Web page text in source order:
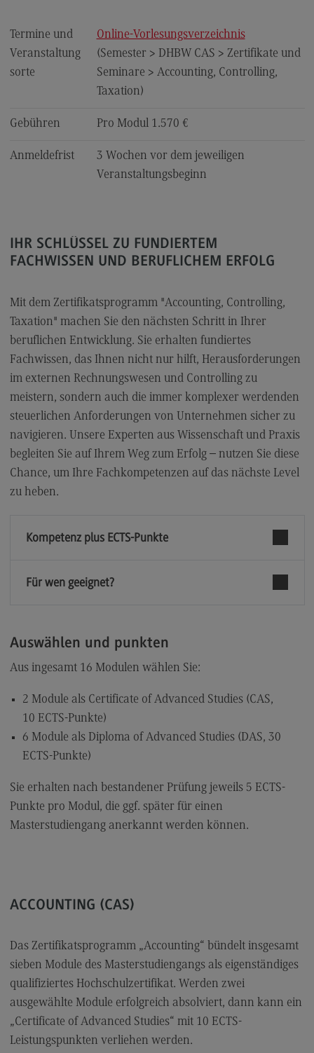
FAQ für Unternehmen und Einrichtungen
Satzungen
DHBW CAS Masterangebot
Kontakt
Wegbeschreibung
Kontaktformular
Termine und
Veranstaltung
sorte
Online-Vorlesungsverzeichnis
(Semester > DHBW CAS > Zertifikate und
Seminare > Accounting, Controlling,
Taxation)
Gebühren Pro Modul 1.570 €
Anmeldefrist
3 Wochen vor dem jeweiligen
Veranstaltungsbeginn
IHR SCHLÜSSEL ZU FUNDIERTEM
FACHWISSEN UND BERUFLICHEM ERFOLG
Mit dem Zertifikatsprogramm "Accounting, Controlling,
Taxation" machen Sie den nächsten Schritt in Ihrer
beruflichen Entwicklung. Sie erhalten fundiertes
Fachwissen, das Ihnen nicht nur hilft, Herausforderungen
im externen Rechnungswesen und Controlling zu
meistern, sondern auch die immer komplexer werdenden
steuerlichen Anforderungen von Unternehmen sicher zu
navigieren. Unsere Experten aus Wissenschaft und Praxis
begleiten Sie auf Ihrem Weg zum Erfolg – nutzen Sie diese
Chance, um Ihre Fachkompetenzen auf das nächste Level
zu heben.
Kompetenz plus ECTS-Punkte
Für wen geeignet?
Auswählen und punkten
Aus ingesamt 16 Modulen wählen Sie:
2 Module als Certificate of Advanced Studies (CAS,
10 ECTS-Punkte)
6 Module als Diploma of Advanced Studies (DAS, 30
ECTS-Punkte)
Sie erhalten nach bestandener Prüfung jeweils 5 ECTS-
Punkte pro Modul, die ggf. später für einen
Masterstudiengang anerkannt werden können.
ACCOUNTING (CAS)
Das Zertifikatsprogramm „Accounting“ bündelt insgesamt
sieben Module des Masterstudiengangs als eigenständiges
qualifiziertes Hochschulzertifikat. Werden zwei
ausgewählte Module erfolgreich absolviert, dann kann ein
„Certificate of Advanced Studies“ mit 10 ECTS-
Leistungspunkten verliehen werden.